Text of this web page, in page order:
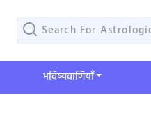
भविष्यवाणियाँ